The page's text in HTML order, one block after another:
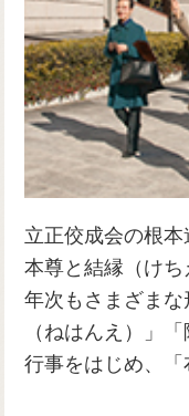
立正佼成会の根
本尊と結縁（け
年次もさまざま
（ねはんえ）」
行事をはじめ、